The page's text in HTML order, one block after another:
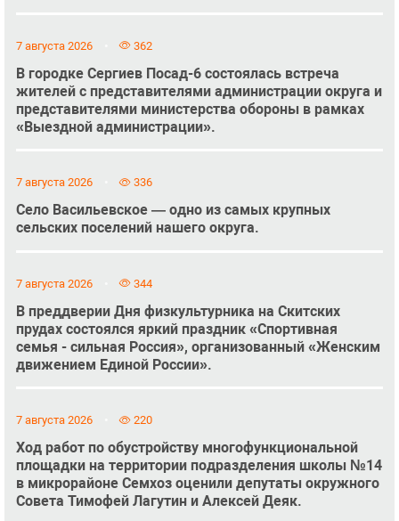
7 августа 2026 362
В городке Сергиев Посад-6 состоялась встреча
жителей с представителями администрации округа и
представителями министерства обороны в рамках
«Выездной администрации».
7 августа 2026 336
Село Васильевское — одно из самых крупных
сельских поселений нашего округа.
7 августа 2026 344
В преддверии Дня физкультурника на Скитских
прудах состоялся яркий праздник «Спортивная
семья - сильная Россия», организованный «Женским
движением Единой России».
7 августа 2026 220
Ход работ по обустройству многофункциональной
площадки на территории подразделения школы №14
в микрорайоне Семхоз оценили депутаты окружного
Совета Тимофей Лагутин и Алексей Деяк.